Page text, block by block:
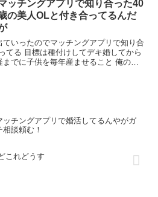
ッチングアプリで知り合った40
の美人OLと付き合ってるんだ
いったのでマッチングアプリで知り合
てる 目標は種付けしてデキ婚してから
でに子供を毎年産ませること 俺のチ
ッチングアプリで婚活してるんやがガ
相談頼む！
これどうす